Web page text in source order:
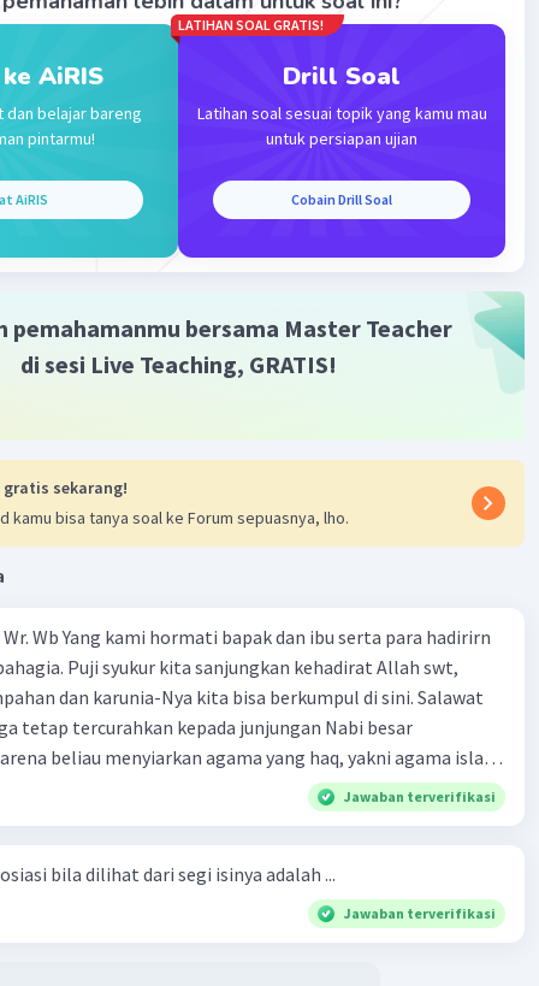
·0.0(0) Balas
N
09:15
opsi C. 3 dan 4
AiRIS
dan belajar bareng
pintarmu!
AiRIS
LATIHAN SOAL GRATIS!
Drill Soal
Latihan soal sesuai topik yang kamu mau
untuk persiapan ujian
Cobain Drill Soal
pemahamanmu bersama Master Teacher
di sesi Live Teaching, GRATIS!
gratis sekarang!
kamu bisa tanya soal ke Forum sepuasnya, lho.
Wb Yang kami hormati bapak dan ibu serta para hadirirn
Puji syukur kita sanjungkan kehadirat Allah swt,
dan karunia-Nya kita bisa berkumpul di sini. Salawat
tetap tercurahkan kepada junjungan Nabi besar
beliau menyiarkan agama yang haq, yakni agama islam,
oleh Allah swt. Semoga kita sekalian termasuk ke dalam
Amin ya rabbal alamin. Hadirin sekalian yang
sanak saudara, bahkan juga di masyarakat luas. Karena
maka terjalinlah di antara kita saling tolong-menolong,
Jawaban terverifikasi
bila dilihat dari segi isinya adalah ...
Jawaban terverifikasi